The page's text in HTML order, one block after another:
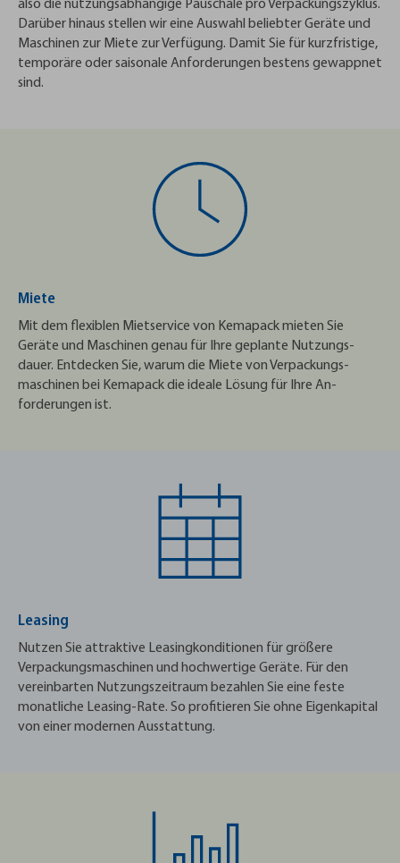
also die nutzungsabhängige Pauschale pro Verpackungszyklus.
Darüber hinaus stellen wir eine Auswahl beliebter Geräte und
Maschinen zur Miete zur Verfügung. Damit Sie für kurzfristige,
temporäre oder saisonale Anforderungen bestens gewappnet
sind.
Miete
Mit dem flexiblen Mietservice von Kemapack mieten Sie
Geräte und Maschinen genau für Ihre geplante Nutzungs­
dauer. Entdecken Sie, warum die Miete von Verpackungs­
maschinen bei Kemapack die ideale Lösung für Ihre An­
forderungen ist.
Leasing
Nutzen Sie attraktive Leasingkonditionen für größere
Verpackungs­maschinen und hochwertige Geräte. Für den
vereinbarten Nutzungs­zeitraum bezahlen Sie eine feste
monatliche Leasing-Rate. So profitieren Sie ohne Eigenkapital
von einer modernen Ausstattung.